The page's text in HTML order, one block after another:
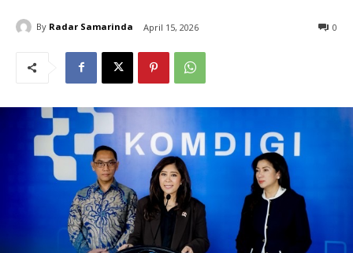
By Radar Samarinda April 15, 2026 0